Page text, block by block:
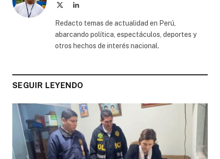
LinkedIn
Redacto temas de actualidad en Perú,
abarcando política, espectáculos, deportes y
otros hechos de interés nacional.
SEGUIR LEYENDO